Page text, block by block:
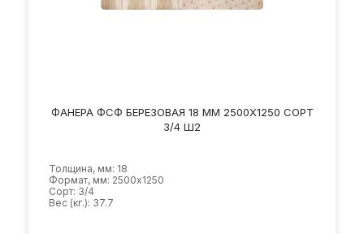
ФАНЕРА ФСФ БЕРЕЗОВАЯ 18 ММ 2500Х1250 СОРТ
3/4 Ш2
Толщина, мм: 18
Формат, мм: 2500х1250
Сорт: 3/4
Вес (кг.): 37.7